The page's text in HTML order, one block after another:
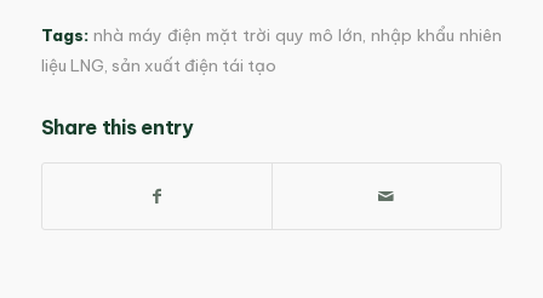
Tags: nhà máy điện mặt trời quy mô lớn,nhập khẩu nhiên
liệu LNG, sản xuất điện tái tạo
Share this entry